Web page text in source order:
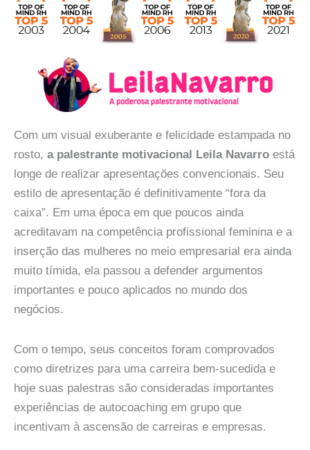
Com um visual exuberante e felicidade estampada no
rosto, a palestrante motivacional Leila Navarro está
longe de realizar apresentações convencionais. Seu
estilo de apresentação é definitivamente “fora da
caixa”. Em uma época em que poucos ainda
acreditavam na competência profissional feminina e a
inserção das mulheres no meio empresarial era ainda
muito tímida, ela passou a defender argumentos
importantes e pouco aplicados no mundo dos
negócios.
Com o tempo, seus conceitos foram comprovados
como diretrizes para uma carreira bem-sucedida e
hoje suas palestras são consideradas importantes
experiências de autocoaching em grupo que
incentivam à ascensão de carreiras e empresas.